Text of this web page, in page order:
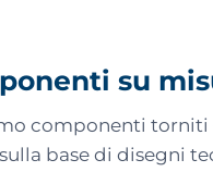
su
componenti torniti
base di disegni